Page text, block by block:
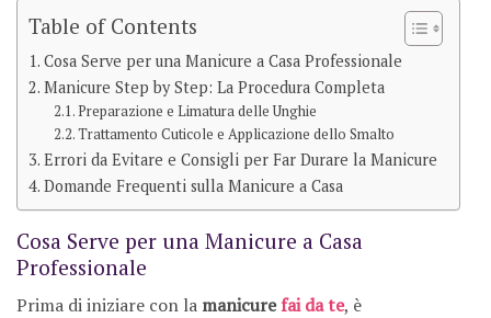
Table of Contents
Cosa Serve per una Manicure a Casa Professionale
Manicure Step by Step: La Procedura Completa
Preparazione e Limatura delle Unghie
Trattamento Cuticole e Applicazione dello Smalto
Errori da Evitare e Consigli per Far Durare la Manicure
Domande Frequenti sulla Manicure a Casa
Cosa Serve per una Manicure a Casa
Professionale
Prima di iniziare con la manicurefai da te, è